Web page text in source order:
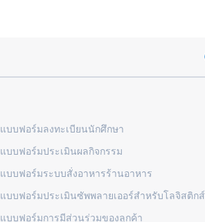
แบบฟอร์มลงทะเบียนนักศึกษา
แบบฟอร์มประเมินผลกิจกรรม
แบบฟอร์มระบบสั่งอาหารร้านอาหาร
แบบฟอร์มประเมินซัพพลายเออร์สำหรับโลจิสติกส์
แบบฟอร์มการมีส่วนร่วมของลูกค้า